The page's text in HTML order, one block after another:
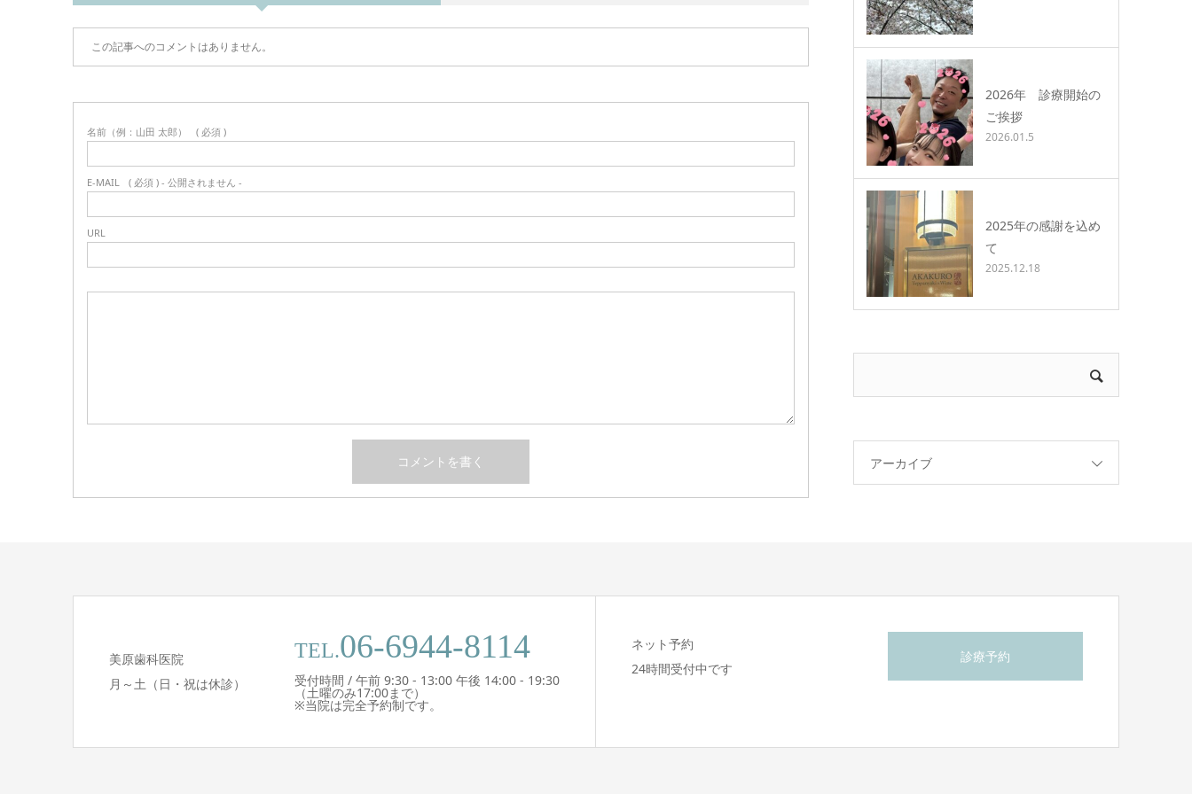
この記事へのコメントはありません。
名前（例：山田 太郎） ( 必須 )
E-MAIL ( 必須 ) - 公開されません -
URL
2026年 診療開始の
ご挨拶
2026.01.5
2025年の感謝を込め
て
2025.12.18
アーカイブ
美原歯科医院
月～土（日・祝は休診）
TEL.06-6944-8114
受付時間 / 午前 9:30 - 13:00 午後 14:00 - 19:30
（土曜のみ17:00まで）
※当院は完全予約制です。
ネット予約
24時間受付中です
診療予約